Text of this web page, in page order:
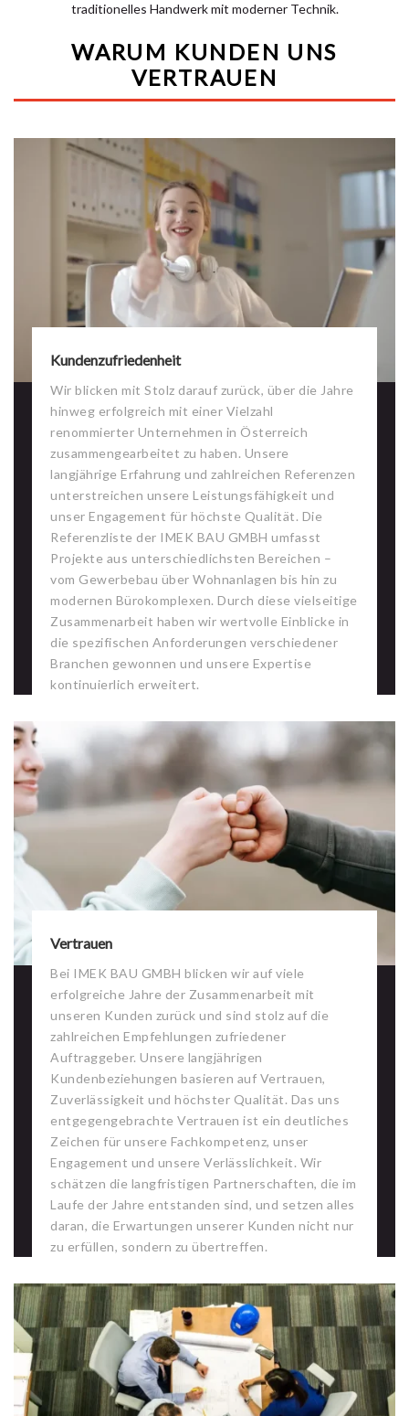
traditionelles Handwerk mit moderner Technik.
WARUM KUNDEN UNS
VERTRAUEN
Kundenzufriedenheit
Wir blicken mit Stolz darauf zurück, über die Jahre
hinweg erfolgreich mit einer Vielzahl
renommierter Unternehmen in Österreich
zusammengearbeitet zu haben. Unsere
langjährige Erfahrung und zahlreichen Referenzen
unterstreichen unsere Leistungsfähigkeit und
unser Engagement für höchste Qualität. Die
Referenzliste der IMEK BAU GMBH umfasst
Projekte aus unterschiedlichsten Bereichen –
vom Gewerbebau über Wohnanlagen bis hin zu
modernen Bürokomplexen. Durch diese vielseitige
Zusammenarbeit haben wir wertvolle Einblicke in
die spezifischen Anforderungen verschiedener
Branchen gewonnen und unsere Expertise
kontinuierlich erweitert.
Vertrauen
Bei IMEK BAU GMBH blicken wir auf viele
erfolgreiche Jahre der Zusammenarbeit mit
unseren Kunden zurück und sind stolz auf die
zahlreichen Empfehlungen zufriedener
Auftraggeber. Unsere langjährigen
Kundenbeziehungen basieren auf Vertrauen,
Zuverlässigkeit und höchster Qualität. Das uns
entgegengebrachte Vertrauen ist ein deutliches
Zeichen für unsere Fachkompetenz, unser
Engagement und unsere Verlässlichkeit. Wir
schätzen die langfristigen Partnerschaften, die im
Laufe der Jahre entstanden sind, und setzen alles
daran, die Erwartungen unserer Kunden nicht nur
zu erfüllen, sondern zu übertreffen.